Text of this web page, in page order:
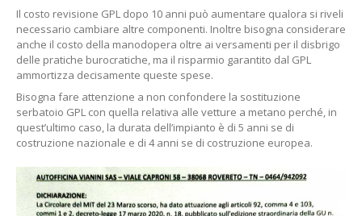
Il costo revisione GPL dopo 10 anni può aumentare qualora si riveli
necessario cambiare altre componenti. Inoltre bisogna considerare
anche il costo della manodopera oltre ai versamenti per il disbrigo
delle pratiche burocratiche, ma il risparmio garantito dal GPL
ammortizza decisamente queste spese.
Bisogna fare attenzione a non confondere la sostituzione
serbatoio GPL con quella relativa alle vetture a metano perché, in
quest’ultimo caso, la durata dell’impianto è di 5 anni se di
costruzione nazionale e di 4 anni se di costruzione europea.